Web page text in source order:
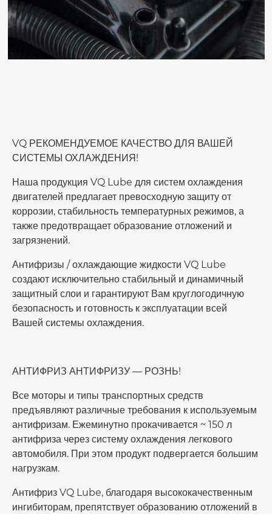
VQ РЕКОМЕНДУЕМОЕ КАЧЕСТВО ДЛЯ ВАШЕЙ
СИСТЕМЫ ОХЛАЖДЕНИЯ!
Наша продукция VQ Lube для систем охлаждения
двигателей предлагает превосходную защиту от
коррозии, стабильность температурных режимов, а
также предотвращает образование отложений и
загрязнений.
Антифризы / охлаждающие жидкости VQ Lube
создают исключительно стабильный и динамичный
защитный слои и гарантируют Вам круглогодичную
безопасность и готовность к эксплуатации всей
Вашей системы охлаждения.
АНТИФРИЗ АНТИФРИЗУ — РОЗНЬ!
Все моторы и типы транспортных средств
предъявляют различные требования к используемым
антифризам. Ежеминутно прокачивается ~ 150 л
антифриза через систему охлаждения легкового
автомобиля. При этом продукт подвергается большим
нагрузкам.
Антифриз VQ Lube, благодаря высококачественным
ингибиторам, препятствует образованию отложений в